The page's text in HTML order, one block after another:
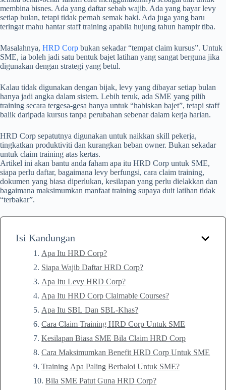
membina bisnes. Ada yang daftar sebab wajib. Ada yang bayar levy
setiap bulan, tetapi tidak pernah semak baki. Ada juga yang baru
teringat mahu hantar staff training apabila hujung tahun hampir tiba.
Masalahnya, HRD Corp bukan sekadar “tempat claim kursus”. Untuk
SME, ia boleh jadi satu bentuk bajet latihan yang sangat berguna jika
digunakan dengan strategi yang betul.
Kalau tidak digunakan dengan bijak, levy yang dibayar setiap bulan
hanya jadi angka dalam sistem. Lebih teruk, ada SME yang pilih
training secara tergesa-gesa hanya untuk “habiskan bajet”, tetapi staff
balik daripada kursus tanpa perubahan sebenar dalam kerja harian.
HRD Corp sepatutnya digunakan untuk naikkan skill pekerja,
tingkatkan produktiviti dan kurangkan beban owner. Bukan sekadar
untuk claim training atas kertas.
Artikel ini akan bantu anda faham apa itu HRD Corp untuk SME,
siapa perlu daftar, bagaimana levy berfungsi, cara claim training,
dokumen yang biasa diperlukan, kesilapan yang perlu dielakkan dan
bagaimana maksimumkan manfaat training supaya duit latihan tidak
“terbakar”.
Isi Kandungan
Apa Itu HRD Corp?
Siapa Wajib Daftar HRD Corp?
Apa Itu Levy HRD Corp?
Apa Itu HRD Corp Claimable Courses?
Apa Itu SBL Dan SBL-Khas?
Cara Claim Training HRD Corp Untuk SME
Kesilapan Biasa SME Bila Claim HRD Corp
Cara Maksimumkan Benefit HRD Corp Untuk SME
Training Apa Paling Berbaloi Untuk SME?
Bila SME Patut Guna HRD Corp?